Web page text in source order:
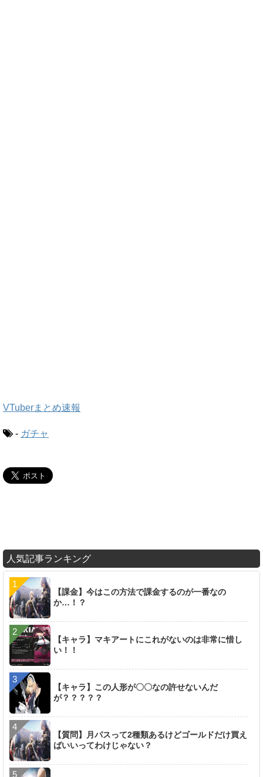
VTuberまとめ速報
- ガチャ
人気記事ランキング
【課金】今はこの方法で課金するのが一番なの
か…！？
【キャラ】マキアートにこれがないのは非常に惜し
い！！
【キャラ】この人形が〇〇なの許せないんだ
が？？？？？
【質問】月パスって2種類あるけどゴールドだけ買え
ばいいってわけじゃない？